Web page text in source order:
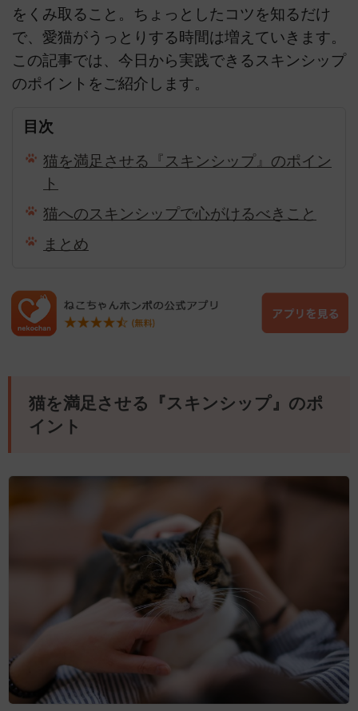
をくみ取ること。ちょっとしたコツを知るだけ
で、愛猫がうっとりする時間は増えていきます。
この記事では、今日から実践できるスキンシップ
のポイントをご紹介します。
目次
猫を満足させる『スキンシップ』のポイン
ト
猫へのスキンシップで心がけるべきこと
まとめ
猫を満足させる『スキンシップ』のポ
イント